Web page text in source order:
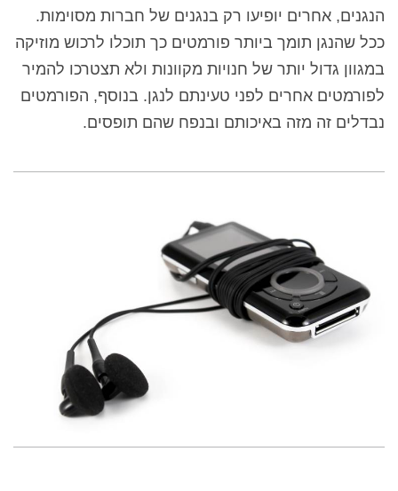
הנגנים, אחרים יופיעו רק בנגנים של חברות מסוימות.
ככל שהנגן תומך ביותר פורמטים כך תוכלו לרכוש מוזיקה
במגוון גדול יותר של חנויות מקוונות ולא תצטרכו להמיר
לפורמטים אחרים לפני טעינתם לנגן. בנוסף, הפורמטים
נבדלים זה מזה באיכותם ובנפח שהם תופסים.